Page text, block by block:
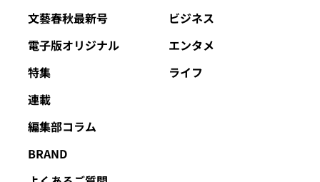
文藝春秋最新号
電子版オリジナル
特集
連載
編集部コラム
BRAND
ビジネス
エンタメ
ライフ